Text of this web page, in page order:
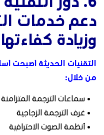
دعم خدمات
وزيادة كفاءتها
التقنيات الحديثة أصبحت
من خلال:
• سماعات الترجمة المتزامنة
• غرف الترجمة الزجاجية
• أنظمة الصوت الاحترافية